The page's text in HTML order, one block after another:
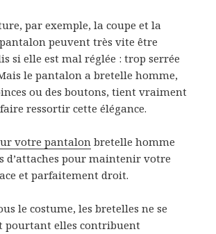
par exemple, la coupe et la
peuvent très vite être
si elle est mal réglée : trop serrée
le pantalon a bretelle homme,
ou des boutons, tient vraiment
ressortir cette élégance.
votre pantalon bretelle homme
d’attaches pour maintenir votre
et parfaitement droit.
le costume, les bretelles ne se
pourtant elles contribuent